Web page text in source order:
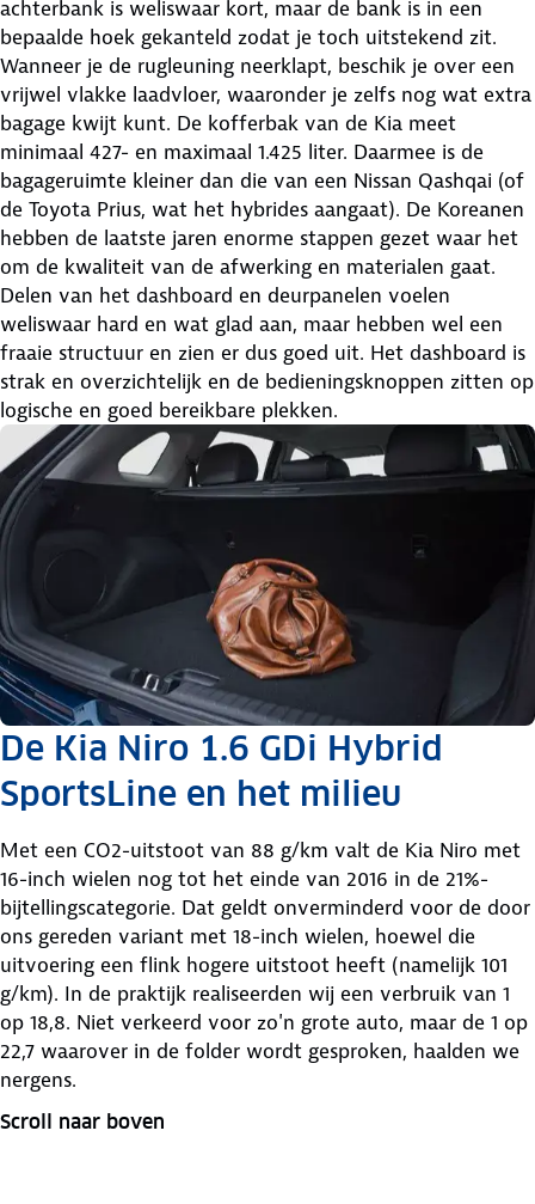
achterbank is weliswaar kort, maar de bank is in een
bepaalde hoek gekanteld zodat je toch uitstekend zit.
Wanneer je de rugleuning neerklapt, beschik je over een
vrijwel vlakke laadvloer, waaronder je zelfs nog wat extra
bagage kwijt kunt. De kofferbak van de Kia meet
minimaal 427- en maximaal 1.425 liter. Daarmee is de
bagageruimte kleiner dan die van een Nissan Qashqai (of
de Toyota Prius, wat het hybrides aangaat). De Koreanen
hebben de laatste jaren enorme stappen gezet waar het
om de kwaliteit van de afwerking en materialen gaat.
Delen van het dashboard en deurpanelen voelen
weliswaar hard en wat glad aan, maar hebben wel een
fraaie structuur en zien er dus goed uit. Het dashboard is
strak en overzichtelijk en de bedieningsknoppen zitten op
logische en goed bereikbare plekken.
De Kia Niro 1.6 GDi Hybrid
SportsLine en het milieu
Met een CO2-uitstoot van 88 g/km valt de Kia Niro met
16-inch wielen nog tot het einde van 2016 in de 21%-
bijtellingscategorie. Dat geldt onverminderd voor de door
ons gereden variant met 18-inch wielen, hoewel die
uitvoering een flink hogere uitstoot heeft (namelijk 101
g/km). In de praktijk realiseerden wij een verbruik van 1
op 18,8. Niet verkeerd voor zo'n grote auto, maar de 1 op
22,7 waarover in de folder wordt gesproken, haalden we
nergens.
Scroll naar boven